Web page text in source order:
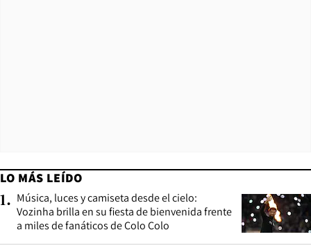
LO MÁS LEÍDO
1. Música, luces y camiseta desde el cielo:
Vozinha brilla en su fiesta de bienvenida frente
a miles de fanáticos de Colo Colo